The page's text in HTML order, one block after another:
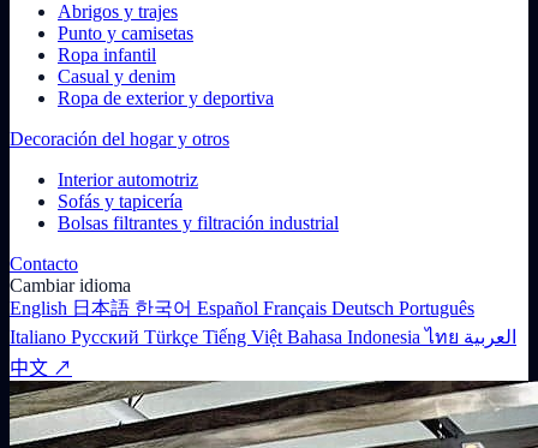
Abrigos y trajes
Punto y camisetas
Ropa infantil
Casual y denim
Ropa de exterior y deportiva
Decoración del hogar y otros
Interior automotriz
Sofás y tapicería
Bolsas filtrantes y filtración industrial
Contacto
Cambiar idioma
English 日本語 한국어 Español Français Deutsch Português
Italiano Русский Türkçe Tiếng Việt Bahasa Indonesiaไทย العربية
中文 ↗